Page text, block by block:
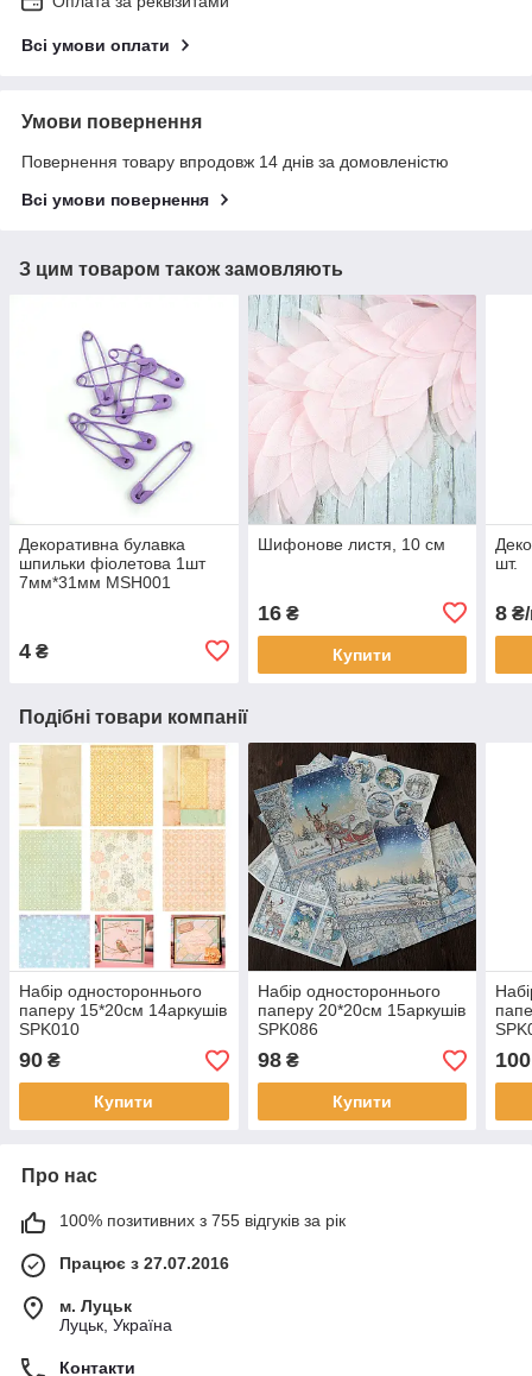
Всі умови оплати
Умови повернення
Повернення товару впродовж 14 днів за домовленістю
Всі умови повернення
З цим товаром також замовляють
Декоративна булавка
шпильки фіолетова 1шт
7мм*31мм MSH001
4 ₴
Шифонове листя, 10 см
16₴
Купити
шт.
8 ₴/
Подібні товари компанії
Набір одностороннього
паперу 15*20см 14аркушів
SPK010
90 ₴
Купити
Набір одностороннього
паперу 20*20см 15аркушів
SPK086
98₴
Купити
100
Про нас
100% позитивних з 755 відгуків за рік
Працює з 27.07.2016
м. Луцьк
Луцьк, Україна
Контакти